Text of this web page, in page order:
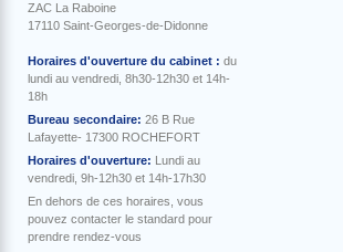
ZAC La Raboine
17110 Saint-Georges-de-Didonne
Horaires d'ouverture du cabinet : du
lundi au vendredi, 8h30-12h30 et 14h-
18h
Bureau secondaire: 26 B Rue
Lafayette- 17300 ROCHEFORT
Horaires d'ouverture: Lundi au
vendredi, 9h-12h30 et 14h-17h30
En dehors de ces horaires, vous
pouvez contacter le standard pour
prendre rendez-vous